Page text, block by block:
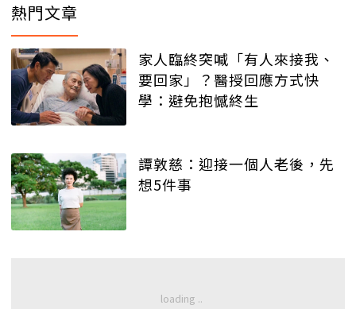
熱門文章
家人臨終突喊「有人來接我、
要回家」？醫授回應方式快
學：避免抱憾終生
譚敦慈：迎接一個人老後，先
想5件事